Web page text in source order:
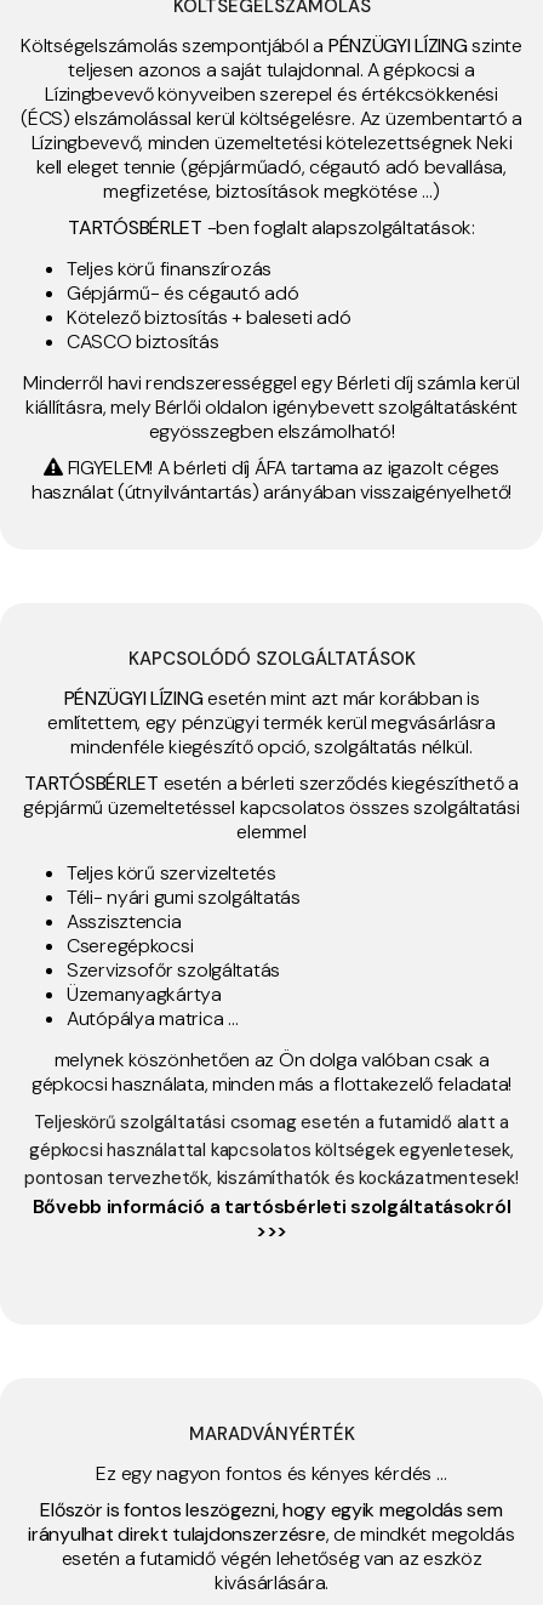
KÖLTSÉGELSZÁMOLÁS
Költségelszámolás szempontjából a PÉNZÜGYI LÍZINGszinte
teljesen azonos a saját tulajdonnal. A gépkocsi a
Lízingbevevő könyveiben szerepel és értékcsökkenési
(ÉCS) elszámolással kerül költségelésre. Az üzembentartó a
Lízingbevevő, minden üzemeltetési kötelezettségnek Neki
kell eleget tennie (gépjárműadó, cégautó adó bevallása,
megfizetése, biztosítások megkötése …)
TARTÓSBÉRLET -ben foglalt alapszolgáltatások:
Teljes körű finanszírozás
Gépjármű- és cégautó adó
Kötelező biztosítás + baleseti adó
CASCO biztosítás
Minderről havi rendszerességgel egy Bérleti díj számla kerül
kiállításra, mely Bérlői oldalon igénybevett szolgáltatásként
egyösszegben elszámolható!
​ FIGYELEM! A bérleti díj ÁFA tartama az igazolt céges
használat (útnyilvántartás) arányában visszaigényelhető!
KAPCSOLÓDÓ SZOLGÁLTATÁSOK
PÉNZÜGYI LÍZINGesetén mint azt már korábban is
említettem, egy pénzügyi termék kerül megvásárlásra
mindenféle kiegészítő opció, szolgáltatás nélkül.
TARTÓSBÉRLET esetén a bérleti szerződés kiegészíthető a
gépjármű üzemeltetéssel kapcsolatos összes szolgáltatási
elemmel
Teljes körű szervizeltetés
Téli- nyári gumi szolgáltatás
Asszisztencia
Cseregépkocsi
Szervizsofőr szolgáltatás
Üzemanyagkártya
Autópálya matrica …
melynek köszönhetően az Ön dolga valóban csak a
gépkocsi használata, minden más a flottakezelő feladata!
Teljeskörű szolgáltatási csomag esetén a futamidő alatt a
gépkocsi használattal kapcsolatos költségek egyenletesek,
pontosan tervezhetők, kiszámíthatók és kockázatmentesek!
Bővebb információ a tartósbérleti szolgáltatásokról
>>>
MARADVÁNYÉRTÉK
Ez egy nagyon fontos és kényes kérdés …
Először is fontos leszögezni, hogy egyik megoldás sem
irányulhat direkt tulajdonszerzésre, de mindkét megoldás
esetén a futamidő végén lehetőség van az eszköz
kivásárlására.